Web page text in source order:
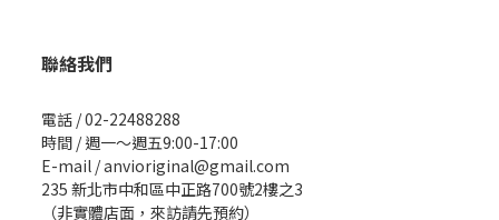
聯絡我們
電話 / 02-22488288
時間 / 週一～週五9:00-17:00
E-mail / anvioriginal@gmail.com
235 新北市中和區中正路700號2樓之3
（非實體店面，來訪請先預約）